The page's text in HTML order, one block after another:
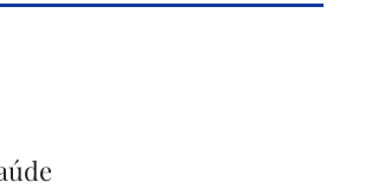
Plano de Saúde